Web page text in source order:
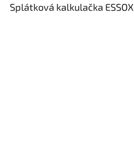
Splátková kalkulačka ESSOX